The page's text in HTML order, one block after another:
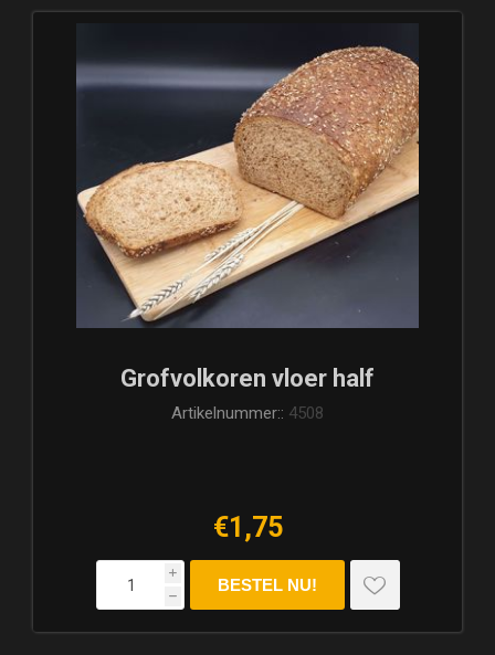
Grofvolkoren vloer half
Artikelnummer:: 4508
€1,75
i
h